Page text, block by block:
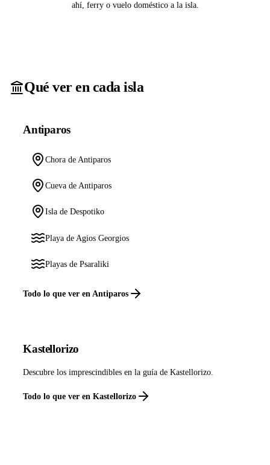
ahí, ferry o vuelo doméstico a la isla.
Qué ver en cada isla
Antiparos
Chora de Antiparos
Cueva de Antiparos
Isla de Despotiko
Playa de Agios Georgios
Playas de Psaraliki
Todo lo que ver en Antiparos
Kastellorizo
Descubre los imprescindibles en la guía de Kastellorizo.
Todo lo que ver en Kastellorizo